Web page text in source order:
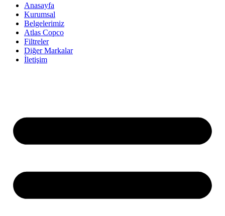
Anasayfa
Kurumsal
Belgelerimiz
Atlas Copco
Filtreler
Diğer Markalar
İletişim